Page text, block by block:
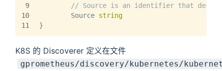
9
10
11
// Source is an identifier that
	Source
string
}
K8S 的 Discoverer 定义在文件
gprometheus/discovery/kubernetes/